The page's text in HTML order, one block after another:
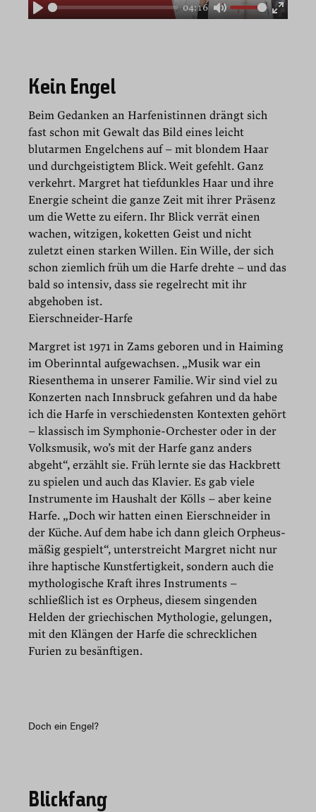
Play
04:16
Mute
Enter
Kein Engel
Beim Gedanken an Harfenistinnen drängt sich
fast schon mit Gewalt das Bild eines leicht
blutarmen Engelchens auf – mit blondem Haar
und durchgeistigtem Blick. Weit gefehlt. Ganz
verkehrt. Margret hat tiefdunkles Haar und ihre
Energie scheint die ganze Zeit mit ihrer Präsenz
um die Wette zu eifern. Ihr Blick verrät einen
wachen, witzigen, koketten Geist und nicht
zuletzt einen starken Willen. Ein Wille, der sich
schon ziemlich früh um die Harfe drehte – und das
bald so intensiv, dass sie regelrecht mit ihr
abgehoben ist.
Eierschneider-Harfe
Margret ist 1971 in Zams geboren und in Haiming
im Oberinntal aufgewachsen. „Musik war ein
Riesenthema in unserer Familie. Wir sind viel zu
Konzerten nach Innsbruck gefahren und da habe
ich die Harfe in verschiedensten Kontexten gehört
– klassisch im Symphonie-Orchester oder in der
Volksmusik, wo’s mit der Harfe ganz anders
abgeht“, erzählt sie. Früh lernte sie das Hackbrett
zu spielen und auch das Klavier. Es gab viele
Instrumente im Haushalt der Kölls – aber keine
Harfe. „Doch wir hatten einen Eierschneider in
der Küche. Auf dem habe ich dann gleich Orpheus-
mäßig gespielt“, unterstreicht Margret nicht nur
ihre haptische Kunstfertigkeit, sondern auch die
mythologische Kraft ihres Instruments –
schließlich ist es Orpheus, diesem singenden
Helden der griechischen Mythologie, gelungen,
mit den Klängen der Harfe die schrecklichen
Furien zu besänftigen.
Doch ein Engel?
Blickfang